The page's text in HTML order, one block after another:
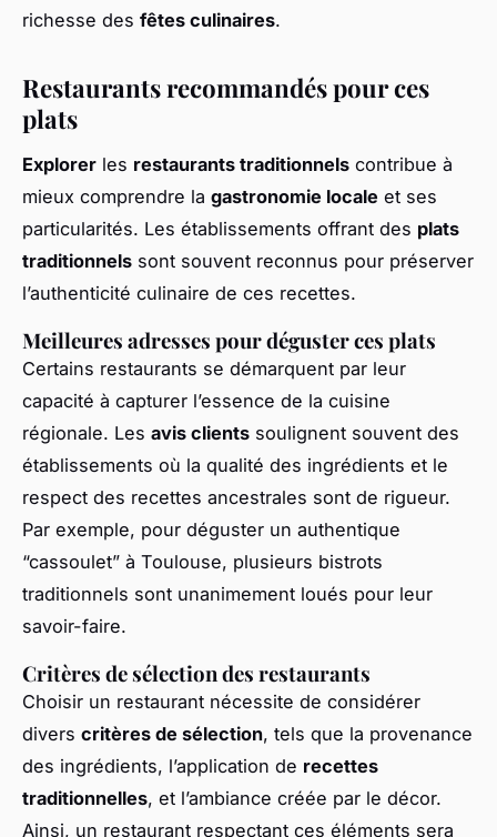
richesse des fêtes culinaires.
Restaurants recommandés pour ces
plats
Explorer les restaurants traditionnels contribue à
mieux comprendre la gastronomie locale et ses
particularités. Les établissements offrant des plats
traditionnels sont souvent reconnus pour préserver
l’authenticité culinaire de ces recettes.
Meilleures adresses pour déguster ces plats
Certains restaurants se démarquent par leur
capacité à capturer l’essence de la cuisine
régionale. Les avis clients soulignent souvent des
établissements où la qualité des ingrédients et le
respect des recettes ancestrales sont de rigueur.
Par exemple, pour déguster un authentique
“cassoulet” à Toulouse, plusieurs bistrots
traditionnels sont unanimement loués pour leur
savoir-faire.
Critères de sélection des restaurants
Choisir un restaurant nécessite de considérer
divers critères de sélection, tels que la provenance
des ingrédients, l’application de recettes
traditionnelles, et l’ambiance créée par le décor.
Ainsi, un restaurant respectant ces éléments sera